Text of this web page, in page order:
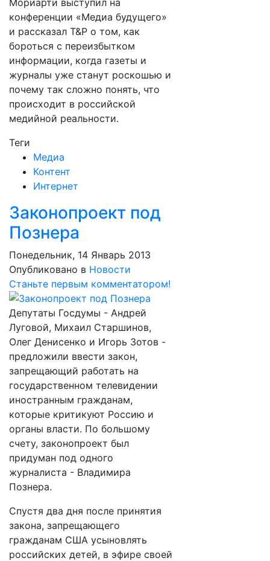
Мориарти выступил на
конференции «Медиа будущего»
и рассказал T&P о том, как
бороться с переизбытком
информации, когда газеты и
журналы уже станут роскошью и
почему так сложно понять, что
происходит в российской
медийной реальности.
Теги
Медиа
Контент
Интернет
Законопроект под
Познера
Понедельник, 14 Январь 2013
Опубликовано в Новости
Станьте первым комментатором!
Депутаты Госдумы - Андрей
Луговой, Михаил Старшинов,
Олег Денисенко и Игорь Зотов -
предложили ввести закон,
запрещающий работать на
государственном телевидении
иностранным гражданам,
которые критикуют Россию и
органы власти. По большому
счету, законопроект был
придуман под одного
журналиста - Владимира
Познера.
Спустя два дня после принятия
закона, запрещающего
гражданам США усыновлять
российских детей, в эфире своей